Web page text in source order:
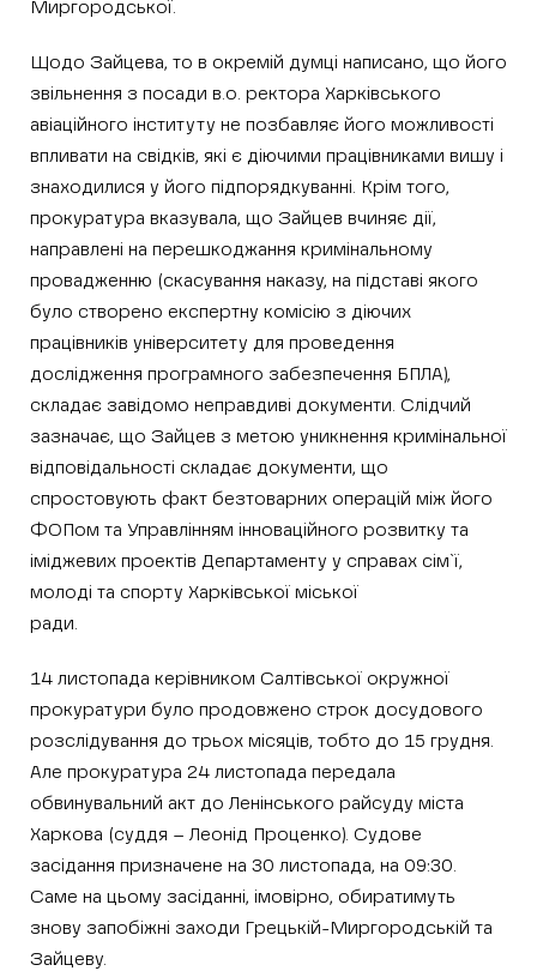
Миргородської.
Щодо Зайцева, то в окремій думці написано, що його
звільнення з посади в.о. ректора Харківського
авіаційного інституту не позбавляє його можливості
впливати на свідків, які є діючими працівниками вишу і
знаходилися у його підпорядкуванні. Крім того,
прокуратура вказувала, що Зайцев вчиняє дії,
направлені на перешкоджання кримінальному
провадженню (скасування наказу, на підставі якого
було створено експертну комісію з діючих
працівників університету для проведення
дослідження програмного забезпечення БПЛА),
складає завідомо неправдиві документи. Слідчий
зазначає, що Зайцев з метою уникнення кримінальної
відповідальності складає документи, що
спростовують факт безтоварних операцій між його
ФОПом та Управлінням інноваційного розвитку та
іміджевих проектів Департаменту у справах сім`ї,
молоді та спорту Харківської міської
14 листопада керівником Салтівської окружної
прокуратури було продовжено строк досудового
розслідування до трьох місяців, тобто до 15 грудня.
Але прокуратура 24 листопада передала
обвинувальний акт до Ленінського райсуду міста
Харкова (суддя – Леонід Проценко). Судове
засідання призначене на 30 листопада, на 09:30.
Саме на цьому засіданні, імовірно, обиратимуть
знову запобіжні заходи Грецькій-Миргородській та
Зайцеву.